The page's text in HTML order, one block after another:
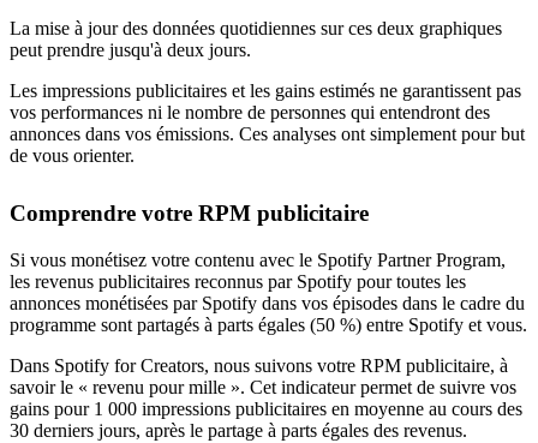
La mise à jour des données quotidiennes sur ces deux graphiques
peut prendre jusqu'à deux jours.
Les impressions publicitaires et les gains estimés ne garantissent pas
vos performances ni le nombre de personnes qui entendront des
annonces dans vos émissions. Ces analyses ont simplement pour but
de vous orienter.
Comprendre votre RPM publicitaire
Si vous monétisez votre contenu avec le Spotify Partner Program,
les revenus publicitaires reconnus par Spotify pour toutes les
annonces monétisées par Spotify dans vos épisodes dans le cadre du
programme sont partagés à parts égales (50 %) entre Spotify et vous.
Dans Spotify for Creators, nous suivons votre RPM publicitaire, à
savoir le « revenu pour mille ». Cet indicateur permet de suivre vos
gains pour 1 000 impressions publicitaires en moyenne au cours des
30 derniers jours, après le partage à parts égales des revenus.